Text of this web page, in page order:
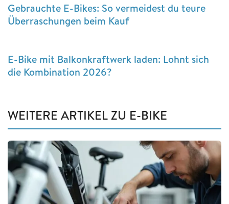
Gebrauchte E-Bikes: So vermeidest du teure
Überraschungen beim Kauf
E-Bike mit Balkonkraftwerk laden: Lohnt sich
die Kombination 2026?
WEITERE ARTIKEL ZU E-BIKE